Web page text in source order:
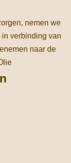
nemen we
verbinding van
naar de